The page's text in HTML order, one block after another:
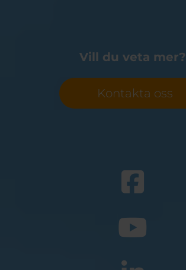
Vill du veta mer?
Kontakta oss